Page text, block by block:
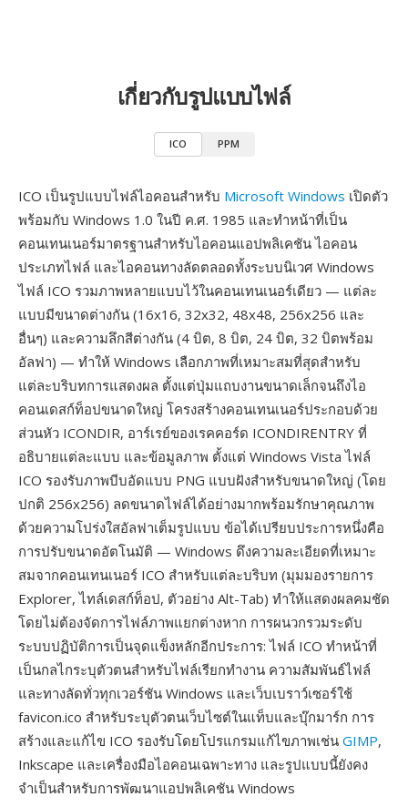
เกี่ยวกับรูปแบบไฟล์
ICO PPM
ICO เป็นรูปแบบไฟล์ไอคอนสำหรับ Microsoft Windows เปิดตัว
พร้อมกับ Windows 1.0 ในปี ค.ศ. 1985 และทำหน้าที่เป็น
คอนเทนเนอร์มาตรฐานสำหรับไอคอนแอปพลิเคชัน ไอคอน
ประเภทไฟล์ และไอคอนทางลัดตลอดทั้งระบบนิเวศ Windows
ไฟล์ ICO รวมภาพหลายแบบไว้ในคอนเทนเนอร์เดียว — แต่ละ
แบบมีขนาดต่างกัน (16x16, 32x32, 48x48, 256x256 และ
อื่นๆ) และความลึกสีต่างกัน (4 บิต, 8 บิต, 24 บิต, 32 บิตพร้อม
อัลฟา) — ทำให้ Windows เลือกภาพที่เหมาะสมที่สุดสำหรับ
แต่ละบริบทการแสดงผล ตั้งแต่ปุ่มแถบงานขนาดเล็กจนถึงไอ
คอนเดสก์ท็อปขนาดใหญ่ โครงสร้างคอนเทนเนอร์ประกอบด้วย
ส่วนหัว ICONDIR, อาร์เรย์ของเรคคอร์ด ICONDIRENTRY ที่
อธิบายแต่ละแบบ และข้อมูลภาพ ตั้งแต่ Windows Vista ไฟล์
ICO รองรับภาพบีบอัดแบบ PNG แบบฝังสำหรับขนาดใหญ่ (โดย
ปกติ 256x256) ลดขนาดไฟล์ได้อย่างมากพร้อมรักษาคุณภาพ
ด้วยความโปร่งใสอัลฟาเต็มรูปแบบ ข้อได้เปรียบประการหนึ่งคือ
การปรับขนาดอัตโนมัติ — Windows ดึงความละเอียดที่เหมาะ
สมจากคอนเทนเนอร์ ICO สำหรับแต่ละบริบท (มุมมองรายการ
Explorer, ไทล์เดสก์ท็อป, ตัวอย่าง Alt-Tab) ทำให้แสดงผลคมชัด
โดยไม่ต้องจัดการไฟล์ภาพแยกต่างหาก การผนวกรวมระดับ
ระบบปฏิบัติการเป็นจุดแข็งหลักอีกประการ: ไฟล์ ICO ทำหน้าที่
เป็นกลไกระบุตัวตนสำหรับไฟล์เรียกทำงาน ความสัมพันธ์ไฟล์
และทางลัดทั่วทุกเวอร์ชัน Windows และเว็บเบราว์เซอร์ใช้
favicon.ico สำหรับระบุตัวตนเว็บไซต์ในแท็บและบุ๊กมาร์ก การ
สร้างและแก้ไข ICO รองรับโดยโปรแกรมแก้ไขภาพเช่น GIMP,
Inkscape และเครื่องมือไอคอนเฉพาะทาง และรูปแบบนี้ยังคง
จำเป็นสำหรับการพัฒนาแอปพลิเคชัน Windows